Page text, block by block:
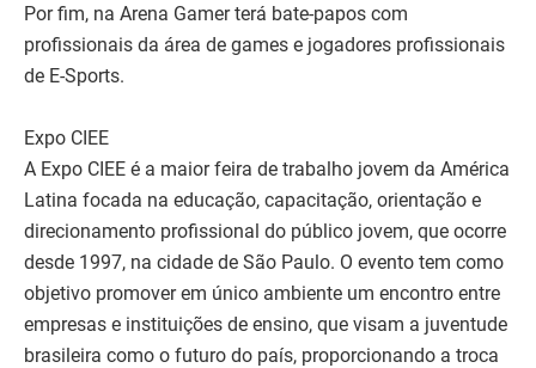
Por fim, na Arena Gamer terá bate-papos com
profissionais da área de games e jogadores profissionais
de E-Sports.
Expo CIEE
A Expo CIEE é a maior feira de trabalho jovem da América
Latina focada na educação, capacitação, orientação e
direcionamento profissional do público jovem, que ocorre
desde 1997, na cidade de São Paulo. O evento tem como
objetivo promover em único ambiente um encontro entre
empresas e instituições de ensino, que visam a juventude
brasileira como o futuro do país, proporcionando a troca